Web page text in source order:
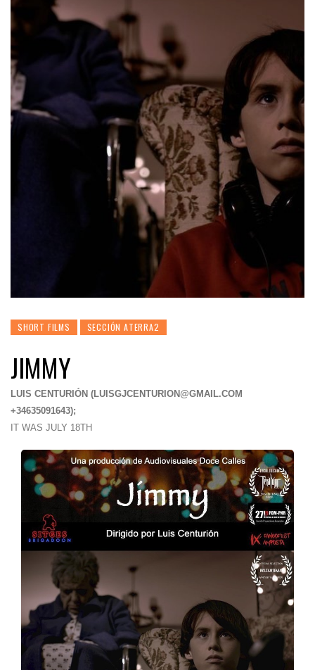
SHORT FILMS SECCIÓN ATERRA2
JIMMY
LUIS CENTURIÓN (LUISGJCENTURION@GMAIL.COM
+34635091643);
IT WAS JULY 18TH